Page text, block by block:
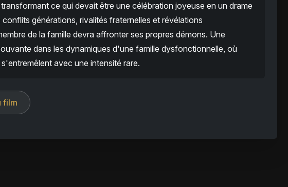
ce qui devait être une célébration joyeuse en un drame
générations, rivalités fraternelles et révélations
de la famille devra affronter ses propres démons. Une
dans les dynamiques d'une famille dysfonctionnelle, où
avec une intensité rare.
film